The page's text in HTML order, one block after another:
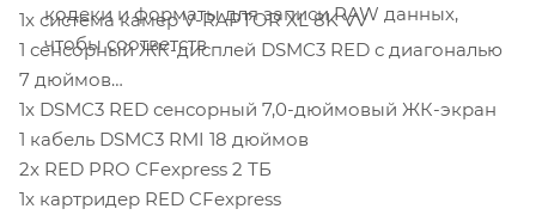
кодеки и форматы для записи RAW данных,
чтобы соответств
1x система камер V-RAPTOR XL 8K VV
1 сенсорный ЖК-дисплей DSMC3 RED с диагональю
7 дюймов
1x DSMC3 RED сенсорный 7,0-дюймовый ЖК-экран
1 кабель DSMC3 RMI 18 дюймов
2x RED PRO CFexpress 2 ТБ
1x картридер RED CFexpress